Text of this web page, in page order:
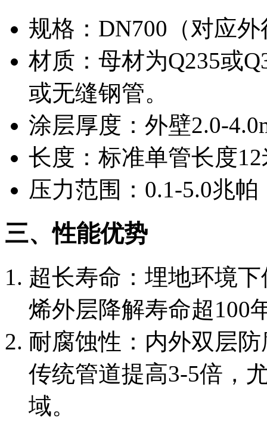
规格：DN700（对应
材质：母材为Q235或
或无缝钢管。
涂层厚度：外壁2.0-
长度：标准单管长度
压力范围：0.1-5.0兆
三、性能优势
超长寿命：埋地环境
烯外层降解寿命超100
耐腐蚀性：内外双层
传统管道提高3-5倍，
域。